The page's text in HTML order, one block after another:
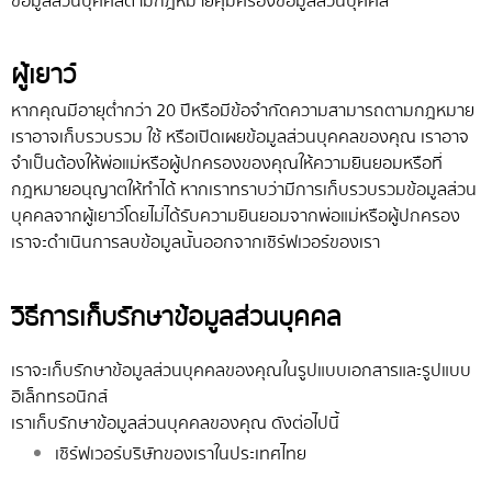
ผู้เยาว์
หากคุณมีอายุต่ำกว่า 20 ปีหรือมีข้อจำกัดความสามารถตามกฎหมาย
เราอาจเก็บรวบรวม ใช้ หรือเปิดเผยข้อมูลส่วนบุคคลของคุณ เราอาจ
จำเป็นต้องให้พ่อแม่หรือผู้ปกครองของคุณให้ความยินยอมหรือที่
กฎหมายอนุญาตให้ทำได้ หากเราทราบว่ามีการเก็บรวบรวมข้อมูลส่วน
บุคคลจากผู้เยาว์โดยไม่ได้รับความยินยอมจากพ่อแม่หรือผู้ปกครอง
เราจะดำเนินการลบข้อมูลนั้นออกจากเซิร์ฟเวอร์ของเรา
วิธีการเก็บรักษาข้อมูลส่วนบุคคล
เราจะเก็บรักษาข้อมูลส่วนบุคคลของคุณในรูปแบบเอกสารและรูปแบบ
อิเล็กทรอนิกส์
เราเก็บรักษาข้อมูลส่วนบุคคลของคุณ ดังต่อไปนี้
เซิร์ฟเวอร์บริษัทของเราในประเทศไทย